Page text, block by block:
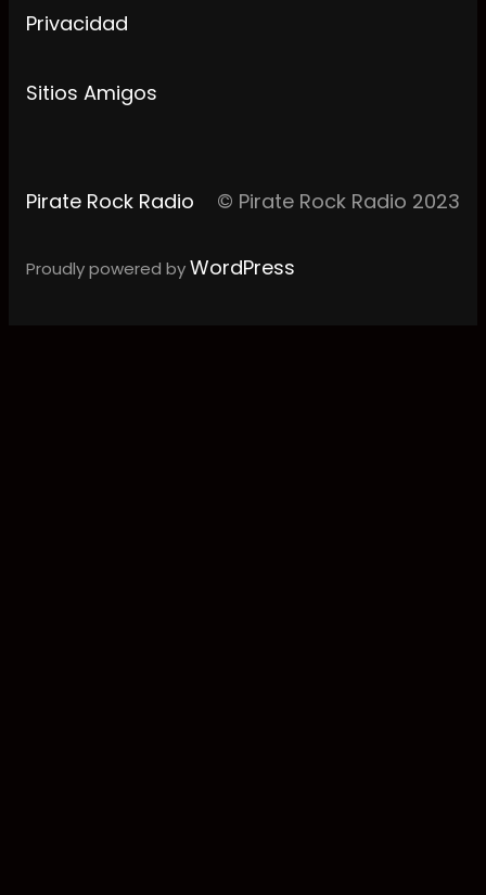
Privacidad
Sitios Amigos
Pirate Rock Radio © Pirate Rock Radio 2023
Proudly powered byWordPress